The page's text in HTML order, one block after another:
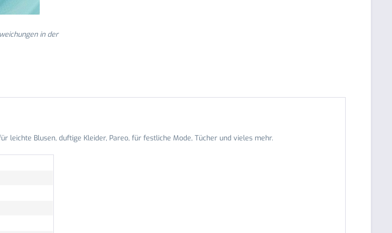
in der
Blusen, duftige Kleider, Pareo, für festliche Mode, Tücher und vieles mehr.